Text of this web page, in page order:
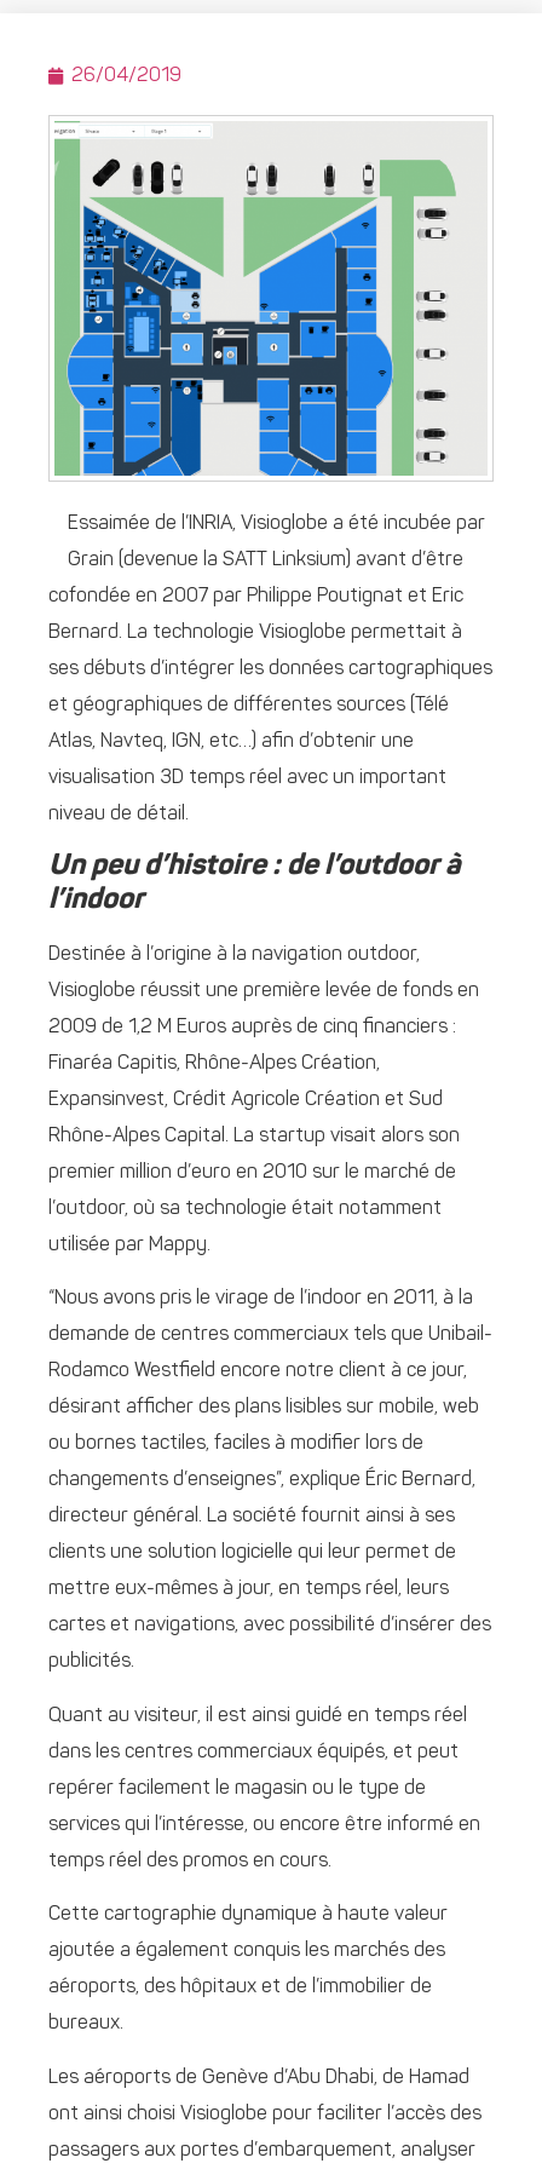
26/04/2019
Essaimée de l’INRIA, Visioglobe a été incubée par
Grain (devenue la SATT Linksium) avant d’être
cofondée en 2007 par Philippe Poutignat et Eric
Bernard. La technologie Visioglobe permettait à
ses débuts d’intégrer les données cartographiques
et géographiques de différentes sources (Télé
Atlas, Navteq, IGN, etc…) afin d’obtenir une
visualisation 3D temps réel avec un important
niveau de détail.
Un peu d’histoire : de l’outdoor à
l’indoor
Destinée à l’origine à la navigation outdoor,
Visioglobe réussit une première levée de fonds en
2009 de 1,2 M Euros auprès de cinq financiers :
Finaréa Capitis, Rhône-Alpes Création,
Expansinvest, Crédit Agricole Création et Sud
Rhône-Alpes Capital. La startup visait alors son
premier million d’euro en 2010 sur le marché de
l’outdoor, où sa technologie était notamment
utilisée par Mappy.
“Nous avons pris le virage de l’indoor en 2011, à la
demande de centres commerciaux tels que Unibail-
Rodamco Westfield encore notre client à ce jour,
désirant afficher des plans lisibles sur mobile, web
ou bornes tactiles, faciles à modifier lors de
changements d’enseignes”, explique Éric Bernard,
directeur général. La société fournit ainsi à ses
clients une solution logicielle qui leur permet de
mettre eux-mêmes à jour, en temps réel, leurs
cartes et navigations, avec possibilité d’insérer des
publicités.
Quant au visiteur, il est ainsi guidé en temps réel
dans les centres commerciaux équipés, et peut
repérer facilement le magasin ou le type de
services qui l’intéresse, ou encore être informé en
temps réel des promos en cours.
Cette cartographie dynamique à haute valeur
ajoutée a également conquis les marchés des
aéroports, des hôpitaux et de l’immobilier de
bureaux.
Les aéroports de Genève d’Abu Dhabi, de Hamad
ont ainsi choisi Visioglobe pour faciliter l’accès des
passagers aux portes d’embarquement, analyser